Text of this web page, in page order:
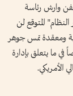
وارش رئاسة
المتوقع لن
ومعقدة تمس جوهر
في ما يتعلق بإدارة
الأمريكي.